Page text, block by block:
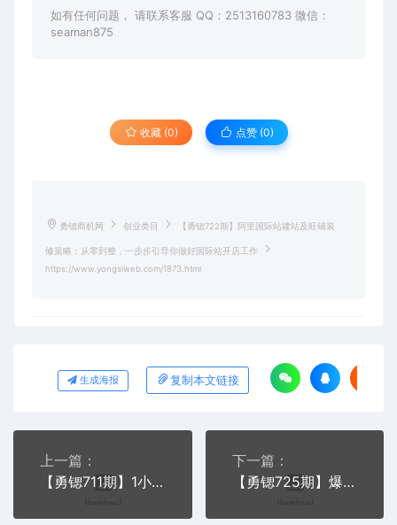
如有任何问题， 请联系客服 QQ：2513160783 微信：
seaman875
收藏 (0) 点赞 (0)
勇锶商机网 创业类目 【勇锶722期】阿里国际站建站及旺铺装
修策略：从零到整，一步步引导你做好国际站开店工作
https://www.yongsiweb.com/1873.html
生成海报 复制本文链接
上一篇：
【勇锶711期】1小时带你玩转千万影视号：专业起号+模板制作+1天剪1000部影视+全套工具
下一篇：
【勇锶725期】爆款网课特训营，一套课程打天下，网课变现的10个实操法，月赚10万(无水印)